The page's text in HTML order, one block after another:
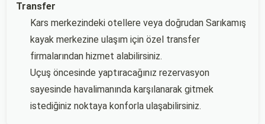
Transfer
Kars merkezindeki otellere veya doğrudan Sarıkamış
kayak merkezine ulaşım için özel transfer
firmalarından hizmet alabilirsiniz.
Uçuş öncesinde yaptıracağınız rezervasyon
sayesinde havalimanında karşılanarak gitmek
istediğiniz noktaya konforla ulaşabilirsiniz.